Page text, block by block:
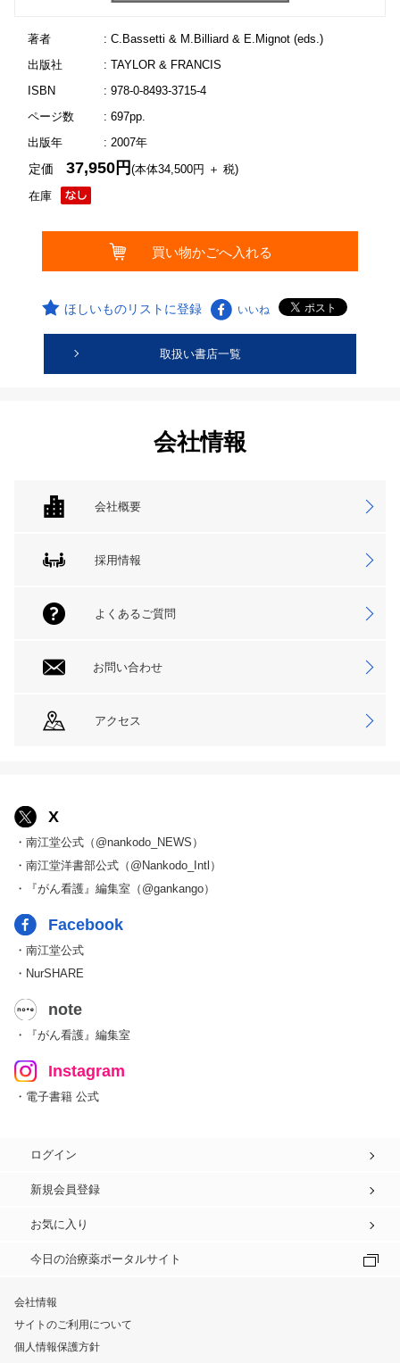
著者
: C.Bassetti & M.Billiard & E.Mignot (eds.)
出版社
: TAYLOR & FRANCIS
ISBN
: 978-0-8493-3715-4
ページ数
: 697pp.
出版年
: 2007年
在庫
定価37,950円(本体34,500円 ＋ 税)
ほしいものリストに登録 いいね
取扱い書店一覧
会社情報
会社概要
採用情報
よくあるご質問
お問い合わせ
アクセス
X
・南江堂公式（@nankodo_NEWS）
・南江堂洋書部公式（@Nankodo_Intl）
・『がん看護』編集室（@gankango）
Facebook
・南江堂公式
・NurSHARE
note
・『がん看護』編集室
Instagram
・電子書籍 公式
ログイン
新規会員登録
お気に入り
今日の治療薬ポータルサイト
会社情報
サイトのご利用について
個人情報保護方針